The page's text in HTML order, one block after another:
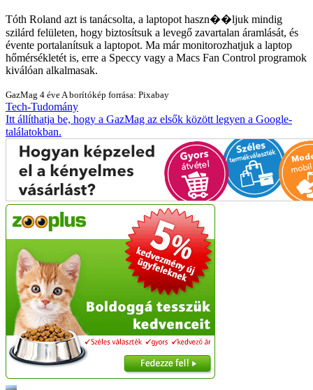
Tóth Roland azt is tanácsolta, a laptopot haszn��ljuk mindig
szilárd felületen, hogy biztosítsuk a levegő zavartalan áramlását, és
évente portalanítsuk a laptopot. Ma már monitorozhatjuk a laptop
hőmérsékletét is, erre a Speccy vagy a Macs Fan Control programok
kiválóan alkalmasak.
GazMag 4 éve A borítókép forrása: Pixabay
Tech-Tudomány
Itt állíthatja be, hogy a GazMag az elsők között legyen a Google-
találatokban.